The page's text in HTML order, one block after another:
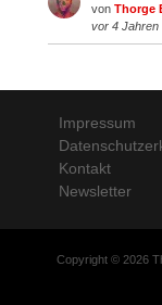
von Thorge
vor 4 Jahren
Impressum
Kontakt
Newsletter
Copyright © 2026